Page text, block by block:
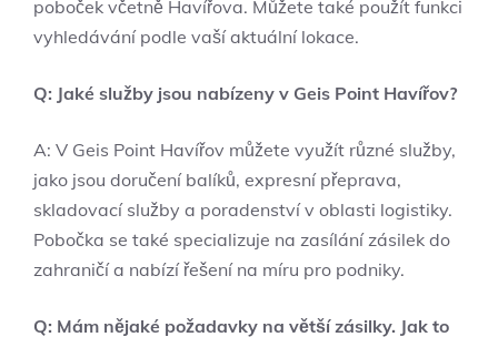
poboček včetně Havířova. Můžete také použít funkci
vyhledávání podle vaší aktuální lokace.
Q: Jaké služby jsou nabízeny v Geis Point Havířov?
A: V Geis Point Havířov můžete využít různé služby,
jako jsou doručení balíků, expresní přeprava,
skladovací služby a poradenství v oblasti logistiky.
Pobočka se také specializuje na zasílání zásilek do
zahraničí a nabízí řešení na míru pro podniky.
Q: Mám nějaké požadavky na větší zásilky. Jak to